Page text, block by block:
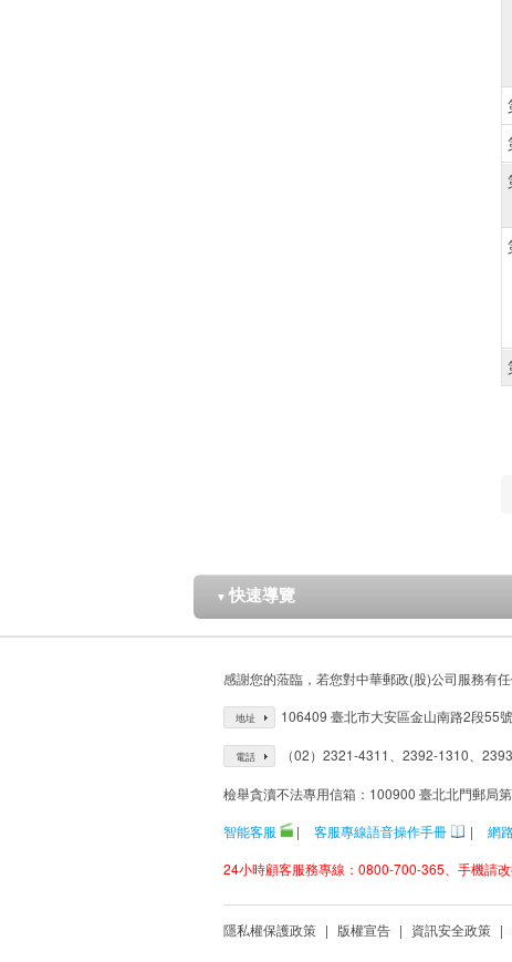
▼ 快速導覽
感謝您的蒞臨，若您對中華郵政(股)公司服務有任
地址 106409 臺北市大安區金山南路2段55號
電話 （02）2321-4311、2392-1310、
檢舉貪瀆不法專用信箱：100900 臺北北門郵局
智能客服
| 客服專線語音操作手冊 |
網
24小時顧客服務專線：0800-700-365、手機請
隱私權保護政策 | 版權宣告 | 資訊安全政策 |